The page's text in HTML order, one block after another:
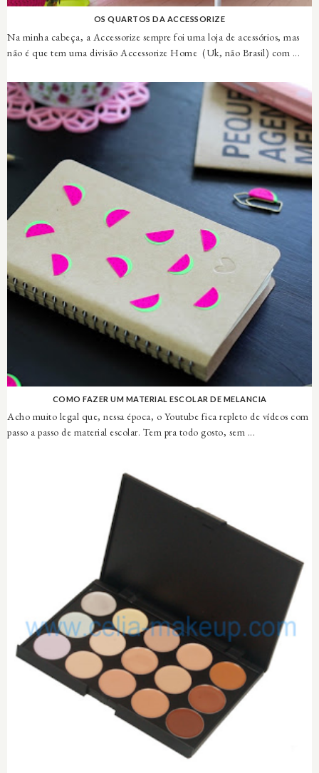
OS QUARTOS DA ACCESSORIZE
Na minha cabeça, a Accessorize sempre foi uma loja de acessórios, mas
não é que tem uma divisão Accessorize Home (Uk, não Brasil) com ...
COMO FAZER UM MATERIAL ESCOLAR DE MELANCIA
Acho muito legal que, nessa época, o Youtube fica repleto de vídeos com
passo a passo de material escolar. Tem pra todo gosto, sem ...